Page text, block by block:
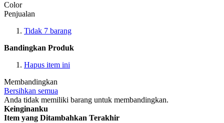
Color
Penjualan
Tidak 7 barang
Bandingkan Produk
Hapus item ini
Membandingkan
Bersihkan semua
Anda tidak memiliki barang untuk membandingkan.
Keinginanku
Item yang Ditambahkan Terakhir